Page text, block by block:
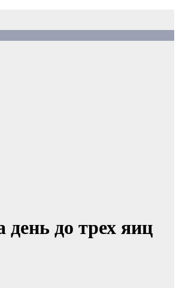
день до трех яиц